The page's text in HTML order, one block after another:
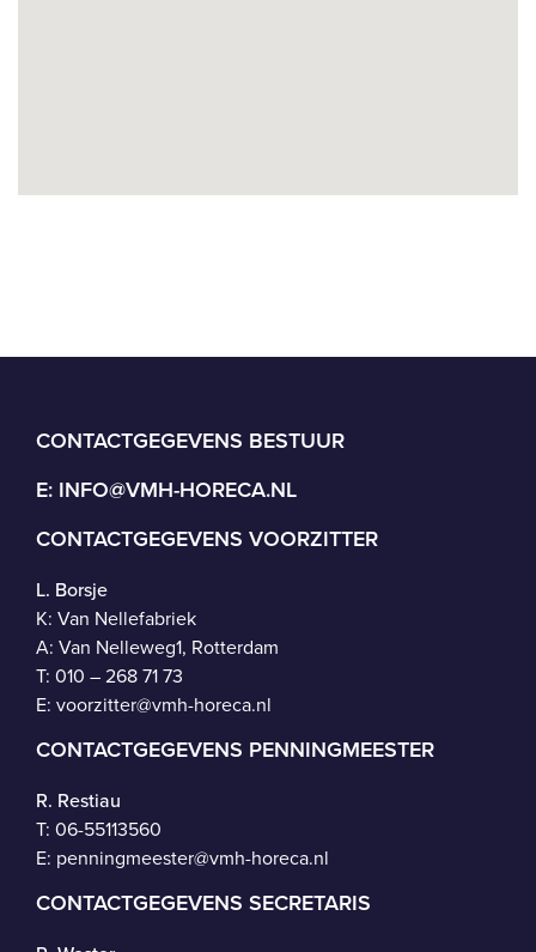
CONTACTGEGEVENS BESTUUR
E: INFO@VMH-HORECA.NL
CONTACTGEGEVENS VOORZITTER
L. Borsje
K: Van Nellefabriek
A: Van Nelleweg1, Rotterdam
T: 010 – 268 71 73
E: voorzitter@vmh-horeca.nl
CONTACTGEGEVENS PENNINGMEESTER
R. Restiau
T: 06-55113560
E: penningmeester@vmh-horeca.nl
CONTACTGEGEVENS SECRETARIS